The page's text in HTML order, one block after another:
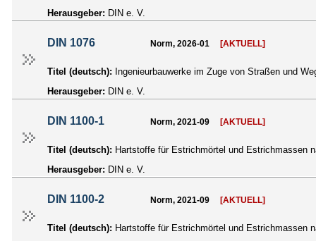
Herausgeber: DIN e. V.
DIN 1076 Norm, 2026-01 [AKTUELL]
Titel (deutsch): Ingenieurbauwerke im Zuge von Straßen und
Herausgeber: DIN e. V.
DIN 1100-1 Norm, 2021-09 [AKTUELL]
Titel (deutsch): Hartstoffe für Estrichmörtel und Estrichmassen
Herausgeber: DIN e. V.
DIN 1100-2 Norm, 2021-09 [AKTUELL]
Titel (deutsch): Hartstoffe für Estrichmörtel und Estrichmassen